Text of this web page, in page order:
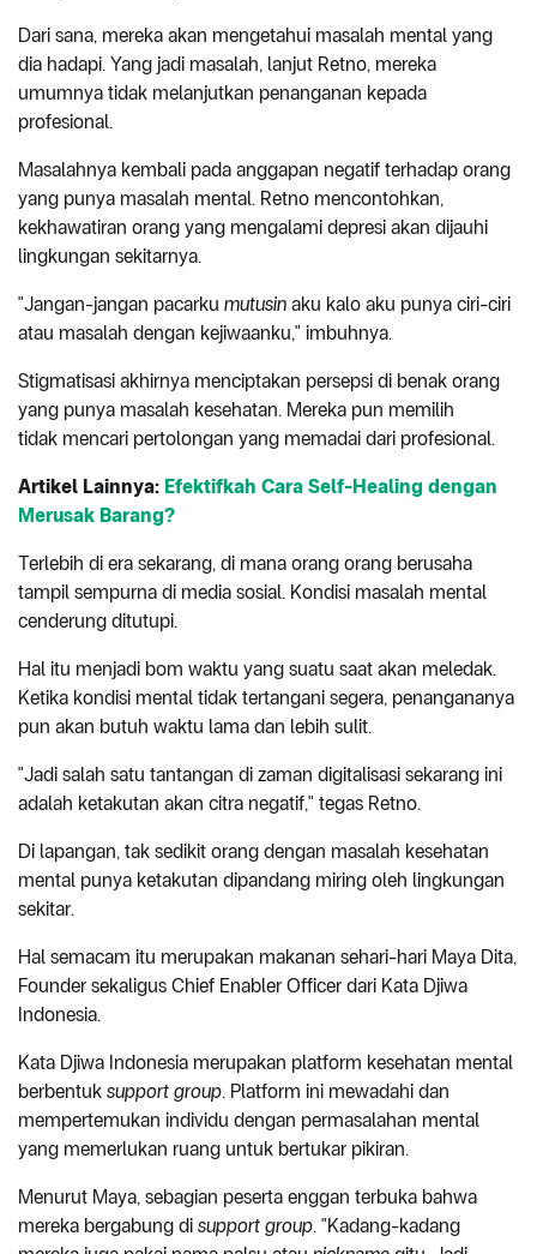
Dari sana, mereka akan mengetahui masalah mental yang
dia hadapi. Yang jadi masalah, lanjut Retno, mereka
umumnya tidak melanjutkan penanganan kepada
profesional.
Masalahnya kembali pada anggapan negatif terhadap orang
yang punya masalah mental. Retno mencontohkan,
kekhawatiran orang yang mengalami depresi akan dijauhi
lingkungan sekitarnya.
"Jangan-jangan pacarku mutusin aku kalo aku punya ciri-ciri
atau masalah dengan kejiwaanku," imbuhnya.
Stigmatisasi akhirnya menciptakan persepsi di benak orang
yang punya masalah kesehatan. Mereka pun memilih
tidak mencari pertolongan yang memadai dari profesional.
Artikel Lainnya: Efektifkah Cara Self-Healing dengan
Merusak Barang?
Terlebih di era sekarang, di mana orang orang berusaha
tampil sempurna di media sosial. Kondisi masalah mental
cenderung ditutupi.
Hal itu menjadi bom waktu yang suatu saat akan meledak.
Ketika kondisi mental tidak tertangani segera, penangananya
pun akan butuh waktu lama dan lebih sulit.
"Jadi salah satu tantangan di zaman digitalisasi sekarang ini
adalah ketakutan akan citra negatif," tegas Retno.
Di lapangan, tak sedikit orang dengan masalah kesehatan
mental punya ketakutan dipandang miring oleh lingkungan
sekitar.
Hal semacam itu merupakan makanan sehari-hari Maya Dita,
Founder sekaligus Chief Enabler Officer dari Kata Djiwa
Indonesia.
Kata Djiwa Indonesia merupakan platform kesehatan mental
berbentuk support group. Platform ini mewadahi dan
mempertemukan individu dengan permasalahan mental
yang memerlukan ruang untuk bertukar pikiran.
Menurut Maya, sebagian peserta enggan terbuka bahwa
mereka bergabung di support group. "Kadang-kadang